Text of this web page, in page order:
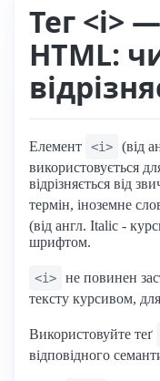
Тег <i>
HTML:
Елемент <i>
(від
використовується
відрізняється від
термін, іноземне
(від англ. Italic -
шрифтом.
<і>
не повинен
тексту курсивом,
Використовуйте теґ
відповідного